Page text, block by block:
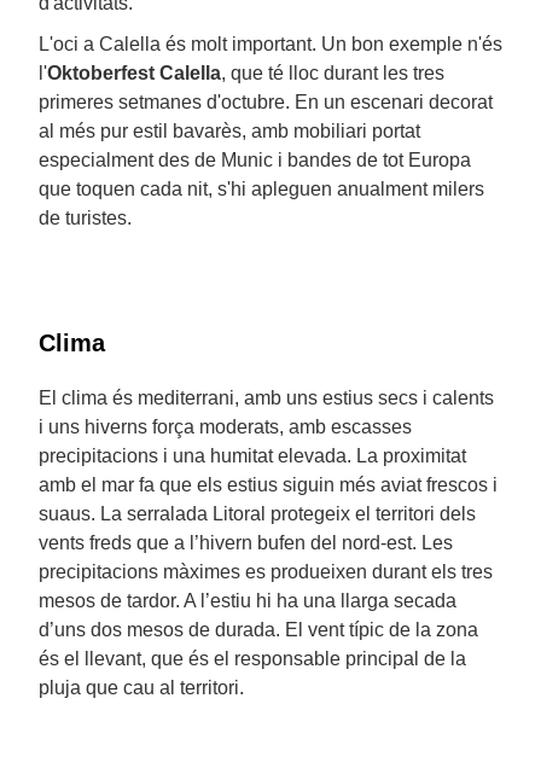
L'oci a Calella és molt important. Un bon exemple n'és
l'Oktoberfest Calella, que té lloc durant les tres
primeres setmanes d'octubre. En un escenari decorat
al més pur estil bavarès, amb mobiliari portat
especialment des de Munic i bandes de tot Europa
que toquen cada nit, s'hi apleguen anualment milers
de turistes.
Clima
El clima és mediterrani, amb uns estius secs i calents
i uns hiverns força moderats, amb escasses
precipitacions i una humitat elevada. La proximitat
amb el mar fa que els estius siguin més aviat frescos i
suaus. La serralada Litoral protegeix el territori dels
vents freds que a l’hivern bufen del nord-est. Les
precipitacions màximes es produeixen durant els tres
mesos de tardor. A l’estiu hi ha una llarga secada
d’uns dos mesos de durada. El vent típic de la zona
és el llevant, que és el responsable principal de la
pluja que cau al territori.